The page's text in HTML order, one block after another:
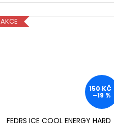
AKCE
150 KČ
–19 %
FEDRS ICE COOL ENERGY HARD